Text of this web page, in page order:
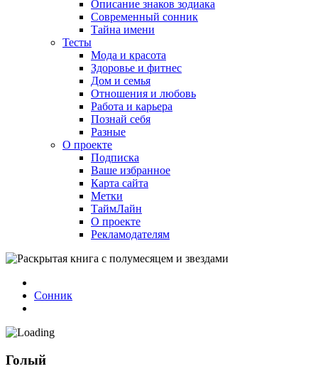
Описание знаков зодиака
Современный сонник
Тайна имени
Тесты
Мода и красота
Здоровье и фитнес
Дом и семья
Отношения и любовь
Работа и карьера
Познай себя
Разные
О проекте
Подписка
Ваше избранное
Карта сайта
Метки
ТаймЛайн
О проекте
Рекламодателям
Сонник
Голый